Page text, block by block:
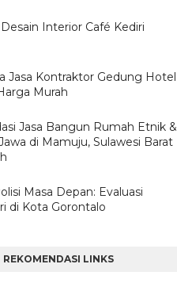
Desain Interior Café Kediri
Jasa Kontraktor Gedung Hotel
Murah
Jasa Bangun Rumah Etnik &
di Mamuju, Sulawesi Barat
Masa Depan: Evaluasi
di Kota Gorontalo
REKOMENDASI LINKS